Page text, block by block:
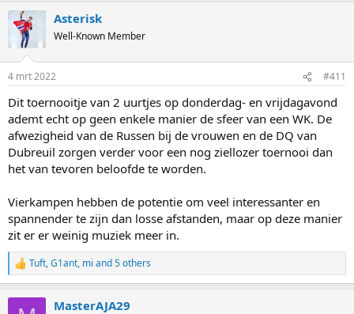
Asterisk
Well-Known Member
4 mrt 2022 #411
Dit toernooitje van 2 uurtjes op donderdag- en vrijdagavond
ademt echt op geen enkele manier de sfeer van een WK. De
afwezigheid van de Russen bij de vrouwen en de DQ van
Dubreuil zorgen verder voor een nog ziellozer toernooi dan
het van tevoren beloofde te worden.
Vierkampen hebben de potentie om veel interessanter en
spannender te zijn dan losse afstanden, maar op deze manier
zit er er weinig muziek meer in.
R
e
Tuft,G1ant, mi and 5 others
MasterAJA29